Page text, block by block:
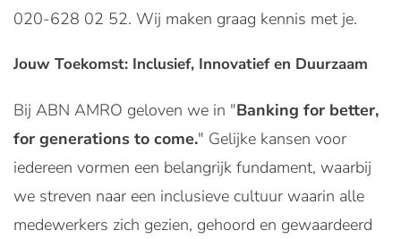
020-628 02 52. Wij maken graag kennis met je.
Jouw Toekomst: Inclusief, Innovatief en Duurzaam
Bij ABN AMRO geloven we in "Banking for better,
for generations to come." Gelijke kansen voor
iedereen vormen een belangrijk fundament, waarbij
we streven naar een inclusieve cultuur waarin alle
medewerkers zich gezien, gehoord en gewaardeerd